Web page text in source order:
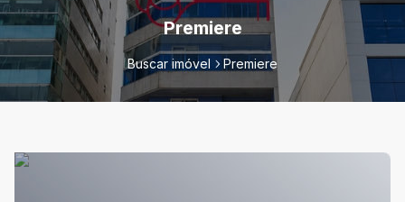
Premiere
Buscar imóvel Premiere